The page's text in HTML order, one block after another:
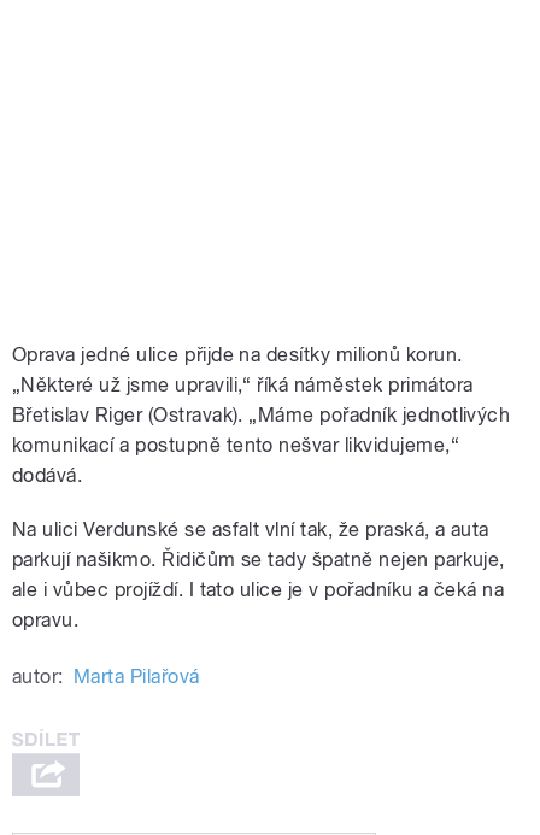
Oprava jedné ulice přijde na desítky milionů korun.
„Některé už jsme upravili,“ říká náměstek primátora
Břetislav Riger (Ostravak). „Máme pořadník jednotlivých
komunikací a postupně tento nešvar likvidujeme,“
dodává.
Na ulici Verdunské se asfalt vlní tak, že praská, a auta
parkují našikmo. Řidičům se tady špatně nejen parkuje,
ale i vůbec projíždí. I tato ulice je v pořadníku a čeká na
opravu.
autor: Marta Pilařová